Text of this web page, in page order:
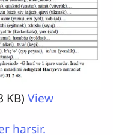
KB) View
harsir.